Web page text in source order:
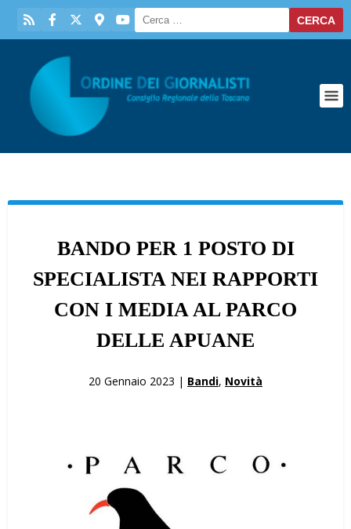
BANDO PER 1 POSTO DI
SPECIALISTA NEI RAPPORTI
CON I MEDIA AL PARCO
DELLE APUANE
20 Gennaio 2023 | Bandi, Novità